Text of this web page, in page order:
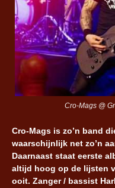
Cro-Mags @
Cro-Mags is zo’n band
waarschijnlijk net zo’n
Daarnaast staat eerste
altijd hoog op de lijsten
ooit. Zanger / bassist